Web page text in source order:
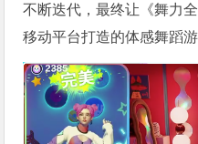
不断迭代，最终让《舞力
移动平台打造的体感舞蹈游